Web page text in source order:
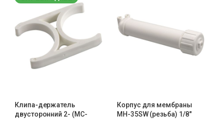
Клипа-держатель
двусторонний 2- (MC-
Корпус для мембраны
MH-35SW (резьба) 1/8"